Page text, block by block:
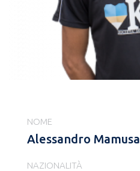
NOME
Alessandro Mamusa
NAZIONALITÀ